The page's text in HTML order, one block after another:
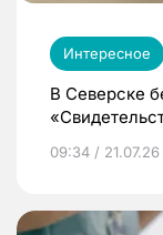
Интересное
В Северске
09:34 / 21.07.26